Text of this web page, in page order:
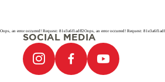
Oops, an error occurred! Request: 81e3a6f1adff2Oops, an error occurred! Request:
SOCIAL MEDIA